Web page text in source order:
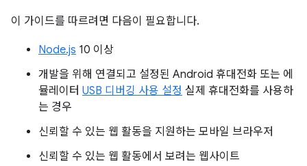
이 가이드를 따르려면 다음이 필요합니다.
Node.js 10 이상
개발을 위해 연결되고 설정된 Android 휴대전화 또는 에
뮬레이터 USB 디버깅 사용 설정 실제 휴대전화를 사용하
는 경우
신뢰할 수 있는 웹 활동을 지원하는 모바일 브라우저
신뢰할 수 있는 웹 활동에서 보려는 웹사이트